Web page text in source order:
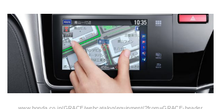
www.honda.co.jp/GRACE/webcatalog/equipment/?from=GRACE-header